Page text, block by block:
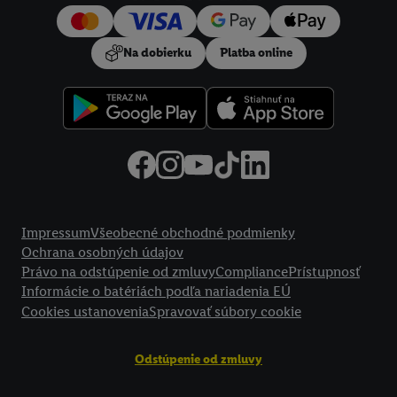
Na dobierku Platba online
ImpressumVšeobecné obchodné podmienky
Ochrana osobných údajov
Právo na odstúpenie od zmluvyCompliancePrístupnosť
Informácie o batériách podľa nariadenia EÚ
Cookies ustanoveniaSpravovať súbory cookie
Odstúpenie od zmluvy
používanie potrebných technológií. Kliknutím na "Súhlasím
vyjadríte súhlas so spracúvaním na všetky vyššie uvedené účely.
Ďalšie informácie vrátane informácií o dobe uchovávania
do budúcnosti nájdete v našich
zásadách ochrany osobných
.Imprint nájdete tu.